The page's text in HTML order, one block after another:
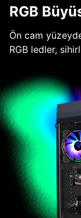
RGB
Ön cam
RGB ledler,